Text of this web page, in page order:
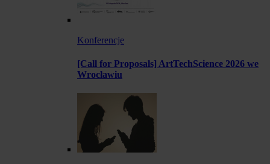
Konferencje
[Call for Proposals] ArtTechScience 2026 we
Wrocławiu